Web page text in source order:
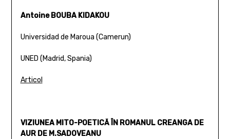
Antoine BOUBA KIDAKOU
Universidad de Maroua (Camerun)
UNED (Madrid, Spania)
Articol
VIZIUNEA MITO-POETICĂ ÎN ROMANUL CREANGA DE
AUR DE M.SADOVEANU